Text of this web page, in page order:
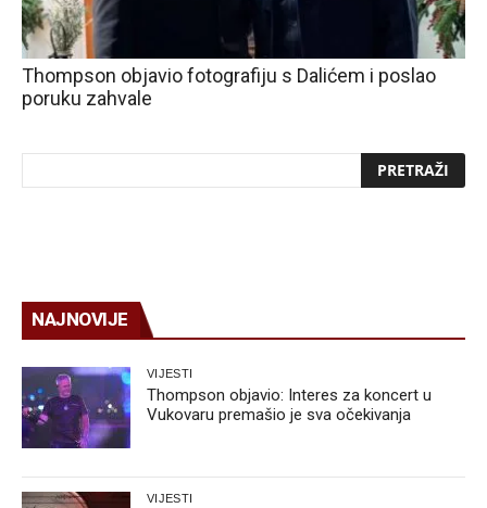
Thompson objavio fotografiju s Dalićem i poslao
poruku zahvale
NAJNOVIJE
VIJESTI
Thompson objavio: Interes za koncert u
Vukovaru premašio je sva očekivanja
VIJESTI